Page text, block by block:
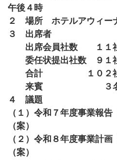
午後４時
２ 場所 ホテルアウィー
３ 出席者
出席会員社数 １１
委任状提出社数 ９１
合計 １０２
来賓 ３
４ 議題
（１）令和７年度事業報
（案）
（２）令和８年度事業計
（案）